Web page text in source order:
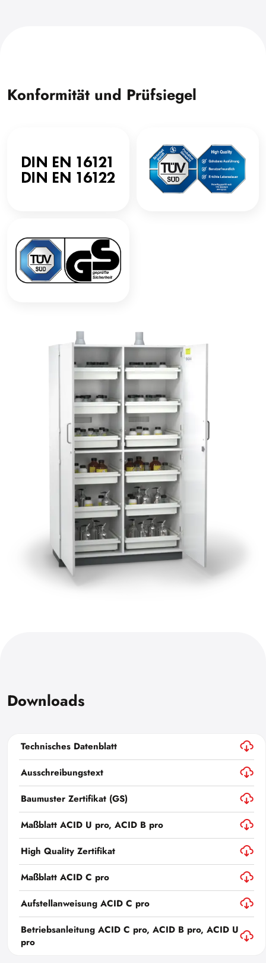
Konformität und Prüfsiegel
Downloads
Technisches Datenblatt
Ausschreibungstext
Baumuster Zertifikat (GS)
Maßblatt ACID U pro, ACID B pro
High Quality Zertifikat
Maßblatt ACID C pro
Aufstellanweisung ACID C pro
Betriebsanleitung ACID C pro, ACID B pro, ACID U
pro